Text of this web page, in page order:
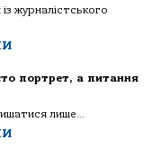
журналістського
портрет, а питання
лише...